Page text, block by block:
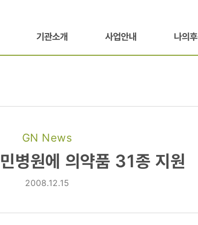
기관소개 사업안내 나의
GN News
병원에 의약품 31종 지원
2008.12.15